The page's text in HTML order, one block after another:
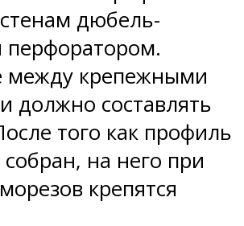
дюбель-
перфоратором.
между крепежными
должно составлять
того как профиль
на него при
крепятся